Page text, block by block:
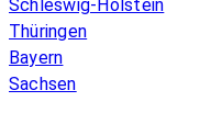
Schleswig-Holstein
Thüringen
Bayern
Sachsen